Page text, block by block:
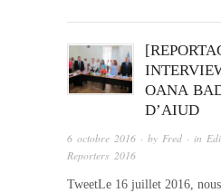
OANA
D’AIUD
6 octobre 2016 · by Fred · in
Reporters 2016
TweetLe 16 juillet 2016,